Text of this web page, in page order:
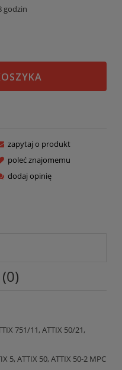
godzin
zapytaj o produkt
poleć znajomemu
dodaj opinię
751/11, ATTIX 50/21,
5, ATTIX 50, ATTIX 50-2 MPC